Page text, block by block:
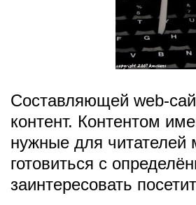
Составляющей web-
контент. Контентом
нужные для
готовиться с
заинтересовать